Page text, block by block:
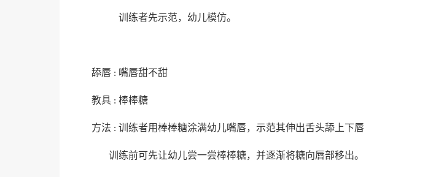
训练者先示范，幼儿模仿。
舔唇 : 嘴唇甜不甜
教具 : 棒棒糖
方法 : 训练者用棒棒糖涂满幼儿嘴唇，示范其伸出舌头舔上下唇
训练前可先让幼儿尝一尝棒棒糖，并逐渐将糖向唇部移出。